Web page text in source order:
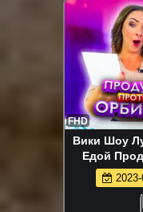
FHD
Вики Шоу
Едой
Челлендж